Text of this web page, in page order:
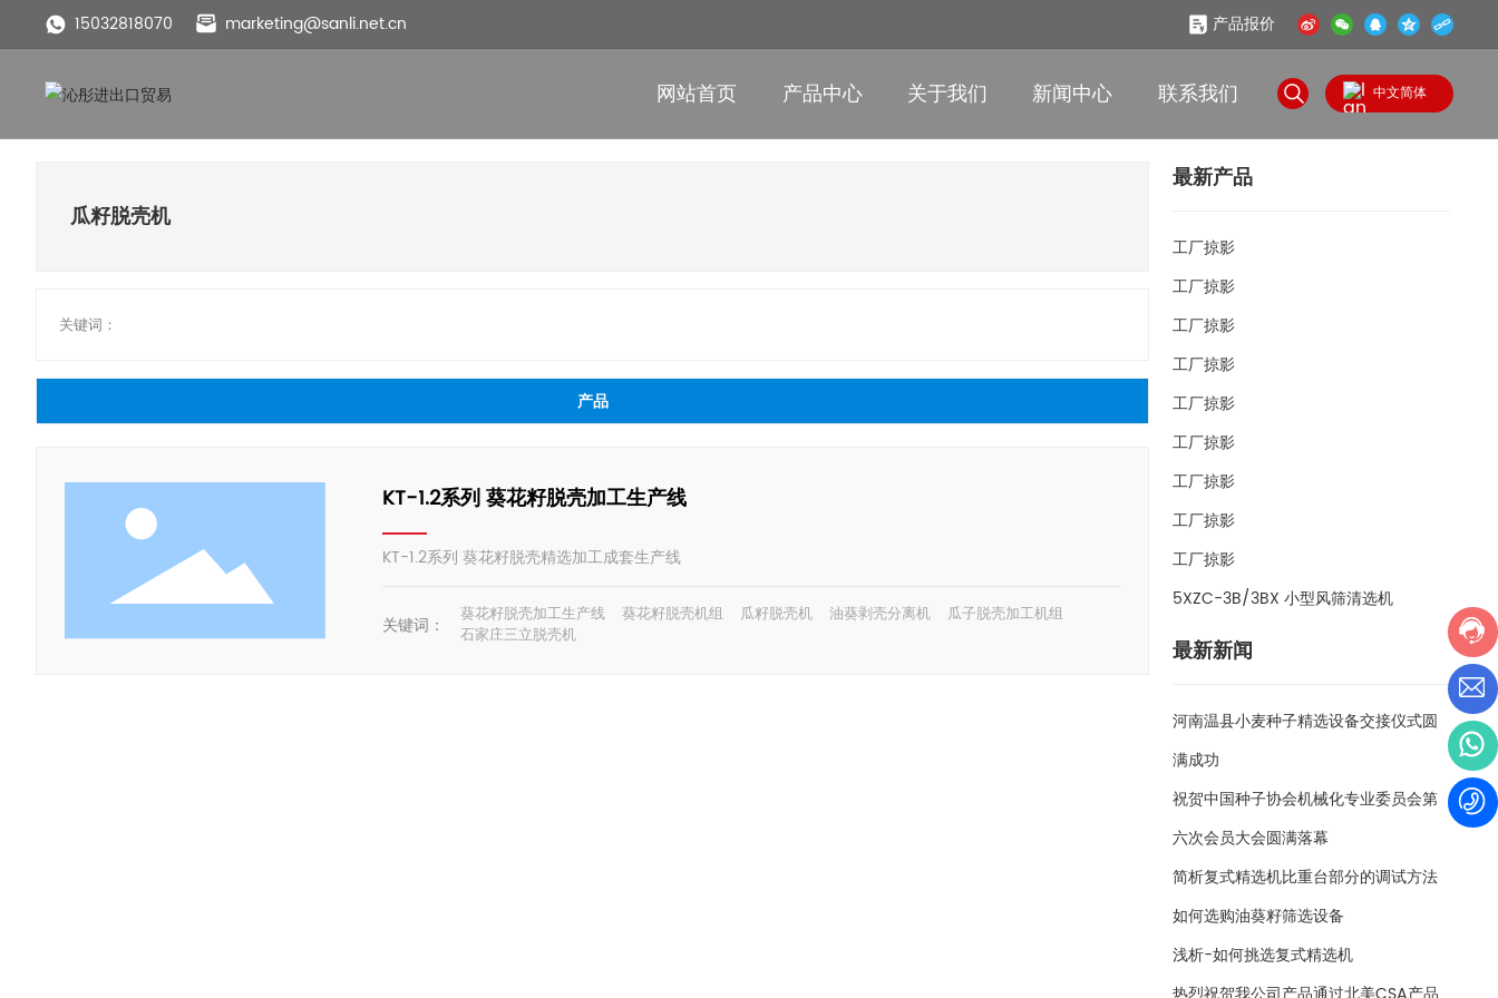
15032818070 marketing@sanli.net.cn 产品报价
网站首页 产品中心 关于我们 新闻中心 联系我们 中文简体
English
瓜籽脱壳机
关键词：
产品
KT-1.2系列 葵花籽脱壳加工生产线
KT-1.2系列 葵花籽脱壳精选加工成套生产线
关键词： 葵花籽脱壳加工生产线 葵花籽脱壳机组 瓜籽脱壳机 油葵剥壳分离机
瓜子脱壳加工机组
石家庄三立脱壳机
最新产品
工厂掠影
工厂掠影
工厂掠影
工厂掠影
工厂掠影
工厂掠影
工厂掠影
工厂掠影
工厂掠影
5XZC-3B/3BX 小型风筛清选机
最新新闻
河南温县小麦种子精选设备交接仪式圆
满成功
祝贺中国种子协会机械化专业委员会第
六次会员大会圆满落幕
简析复式精选机比重台部分的调试方法
如何选购油葵籽筛选设备
浅析-如何挑选复式精选机